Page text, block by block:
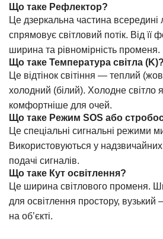
Що таке Рефлектор?
Це дзеркальна частина всередині
спрямовує світловий потік. Від її
ширина та рівномірність променя.
Що таке Температура світла (K)?
Це відтінок світіння — теплий
холодний (білий). Холодне світло
комфортніше для очей.
Що таке Режим SOS або
Це спеціальні сигнальні режими
Використовуються у
подачі сигналів.
Що таке Кут освітлення?
Це ширина світлового променя.
для освітлення простору,
на об’єкті.